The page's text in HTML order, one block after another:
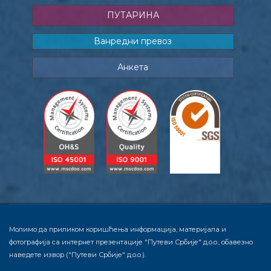
ПУТАРИНА
Ванредни превоз
Анкета
Молимо да приликом коришћења информација, материјала и
фотографија са интернет презентације "Путеви Србије" д.о.о., обавезно
наведете извор ("Путеви Србије" д.о.о.).